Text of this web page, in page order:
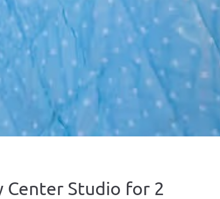
Center Studio for 2